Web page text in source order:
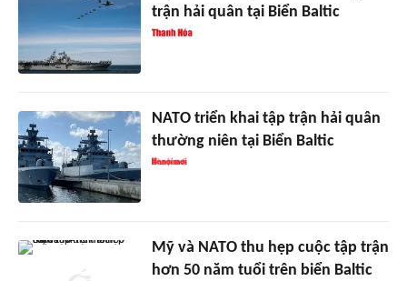
trận hải quân tại Biển Baltic
NATO triển khai tập trận hải quân
thường niên tại Biển Baltic
Mỹ và NATO thu hẹp cuộc tập trận
hơn 50 năm tuổi trên biển Baltic